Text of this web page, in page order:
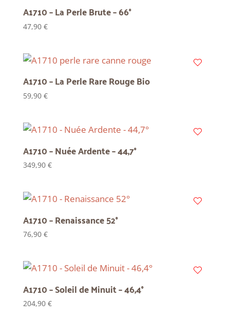
A1710 – La Perle Brute – 66°
47,90 €
A1710 – La Perle Rare Rouge Bio
59,90 €
A1710 – Nuée Ardente – 44,7°
349,90 €
A1710 – Renaissance 52°
76,90 €
A1710 – Soleil de Minuit – 46,4°
204,90 €